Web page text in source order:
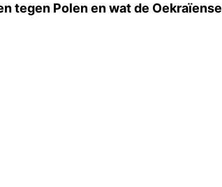
tegen Polen en wat de Oekraïense